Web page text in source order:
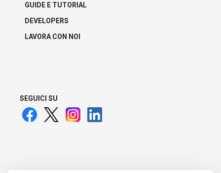
GUIDE E TUTORIAL
DEVELOPERS
LAVORA CON NOI
SEGUICI SU